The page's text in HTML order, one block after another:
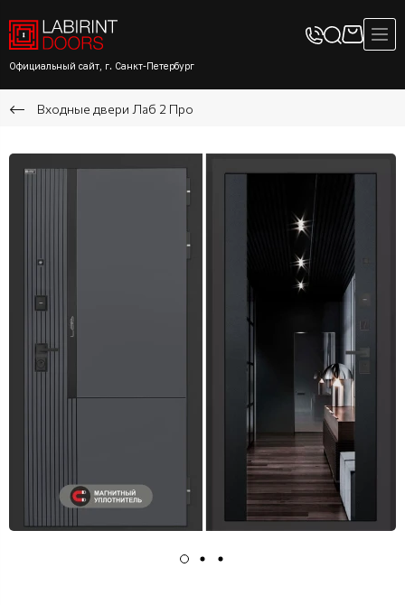
Официальный сайт, г. Санкт-Петербург
Входные двери Лаб 2 Про